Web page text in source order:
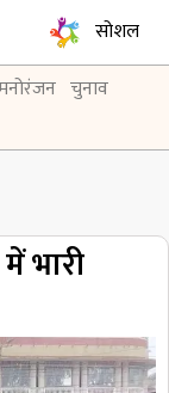
सोशल
चुनाव
भारी